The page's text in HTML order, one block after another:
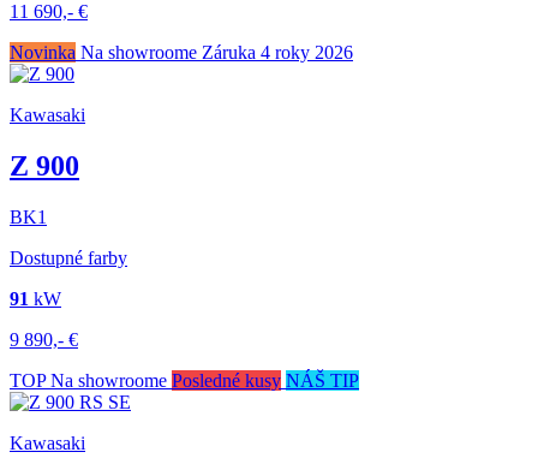
11 690,- €
Novinka Na showroome Záruka 4 roky 2026
Kawasaki
Z 900
BK1
Dostupné farby
91 kW
9 890,- €
TOP Na showroome Posledné kusy NÁŠ TIP
Kawasaki